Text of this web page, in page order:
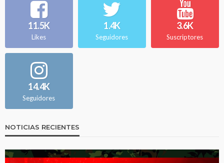
11.5K
Likes
1.4K
Seguidores
3.6K
Suscriptores
14.4K
Seguidores
NOTICIAS RECIENTES